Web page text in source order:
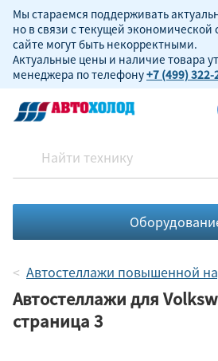
Мы стараемся поддерживать
но в связи с текущей экономической
сайте могут быть некорректными.
Актуальные цены и наличие товара
менеджера по телефону+7 (499) 322-
Автостеллажи повышенной
Автостеллажи для
страница 3